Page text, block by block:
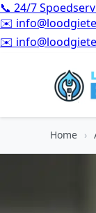
📞 24/7
✉️
⭐4.9 / 5.0 –
Home ›